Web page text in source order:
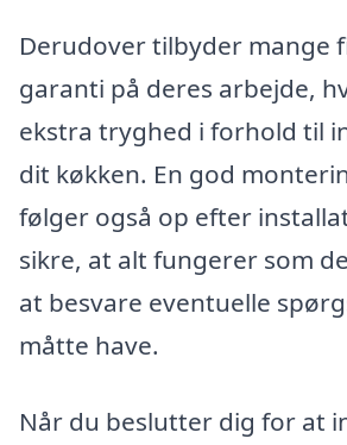
Derudover tilbyder mange
garanti på deres arbejde,
ekstra tryghed i forhold til
dit køkken. En god
følger også op efter
sikre, at alt fungerer som
at besvare eventuelle
måtte have.
Når du beslutter dig for at